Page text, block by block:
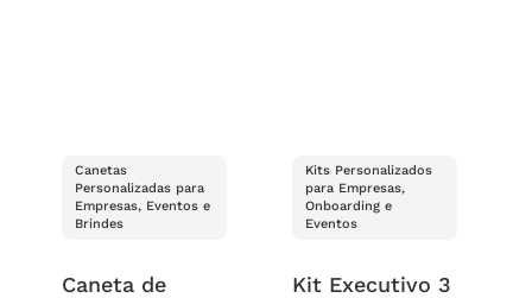
Canetas
Personalizadas para
Empresas, Eventos e
Brindes
Caneta de
Kits Personalizados
para Empresas,
Onboarding e
Eventos
Kit Executivo 3